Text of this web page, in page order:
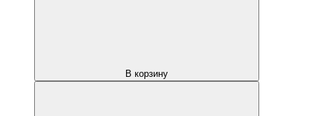
В корзину